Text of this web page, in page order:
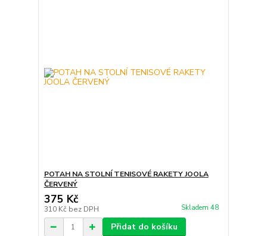
POTAH NA STOLNÍ TENISOVÉ RAKETY JOOLA
ČERVENÝ
375 Kč
310 Kč bez DPH Skladem 48
Přidat do košíku